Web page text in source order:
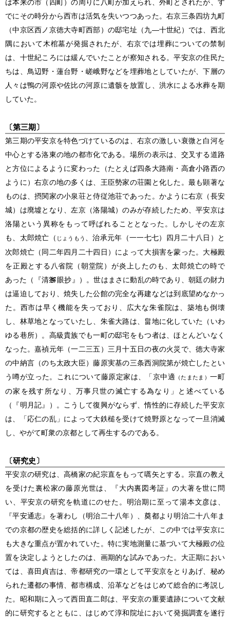
は本来の市（四町）の周りに八町が加えられ、外町とされたが、す
でにその時分から西市は活気を失いつつあった。右京三条四坊九町
（中京区西ノ京徳大寺町西部）の邸宅址（九―十世紀）では、西北
隅において木棺墓が発掘されたが、右京では埋葬についての禁制
は、十世紀ころには緩んでいたことが察知される。平安京の住民た
ちは、鳥辺野・蓮台野・嵯峨野などを埋葬地としていたが、下層の
人々は鴨の河原や佐比の河原に遺骸を放置し、洪水による水葬を期
していた。
〔第三期〕
第三期の平安京を特色づけているのは、右京の激しい衰微と白河を
中心とする洛東の地の都市化である。場所の表示は、交叉する道路
と方位によるように変わった（たとえば四条大路南・高倉小路西の
ように）右京の地の多くは、王臣勢家の荘園と化した。最も顕著な
ものは、摂関家の小泉荘と侍従池荘であった。かように右京（長安
城）は廃墟となり、左京（洛陽城）のみが存続したため、平安京は
洛陽という異称をもって呼ばれることとなった。しかしその左京
も、太郎焼亡（ じょうもう
、治承元年（一一七七）四月二十八日）と
次郎焼亡（同二年四月二十四日）によって大損害を蒙った。大極殿
を正殿とする八省院（朝堂院）が炎上したのも、太郎焼亡の時で
あった（『清
眼抄』）。世はまさに動乱の時であり、朝廷の財力
は逼迫しており、焼失した公館の完全な再建などは到底望めなかっ
た。西市は早く機能を失っており、広大な朱雀院は、築地も倒壊
し、林草地となっていたし、朱雀大路は、畠地に化していた（いわ
ゆる巷所）。高級貴族でも一町の邸宅をもつ者は、ほとんどいなく
なった。嘉禎元年（一二三五）三月十五日の夜の火災で、徳大寺家
の中納言（のち太政大臣）藤原実基の三条西洞院第が焼亡したとい
う噂が立った。これについて藤原定家は、「京中適 （たまたま） 一町
の家を残す所なり、万事只世の滅亡する為なり」と述べている
（『明月記』）。こうして復興がならず、惰性的に存続した平安京
は、「応仁の乱」によって大鉄槌を受けて焼野原となって一旦消滅
し、やがて町衆の京都として再生するのである。
〔研究史〕
平安京の研究は、高橋家の紀宗直をもって嚆矢とする。宗直の教え
を受けた裏松家の藤原光世は、『大内裏図考証』の大著を世に問
い、平安京の研究を軌道にのせた。明治期に至って湯本文彦は、
『平安通志』を著わし（明治二十八年）、奠都より明治二十八年ま
での京都の歴史を総括的に詳しく記述したが、この中では平安京に
も大きな重点が置かれていた。特に実地測量に基づいて大極殿の位
置を決定しようとしたのは、画期的な試みであった。大正期におい
ては、喜田貞吉は、帝都研究の一環として平安京をとりあげ、秘め
られた遷都の事情、都市構成、沿革などをはじめて総合的に考説し
た。昭和期に入って西田直二郎は、平安京の重要遺跡について文献
的に研究するとともに、はじめて淳和院址において発掘調査を遂行